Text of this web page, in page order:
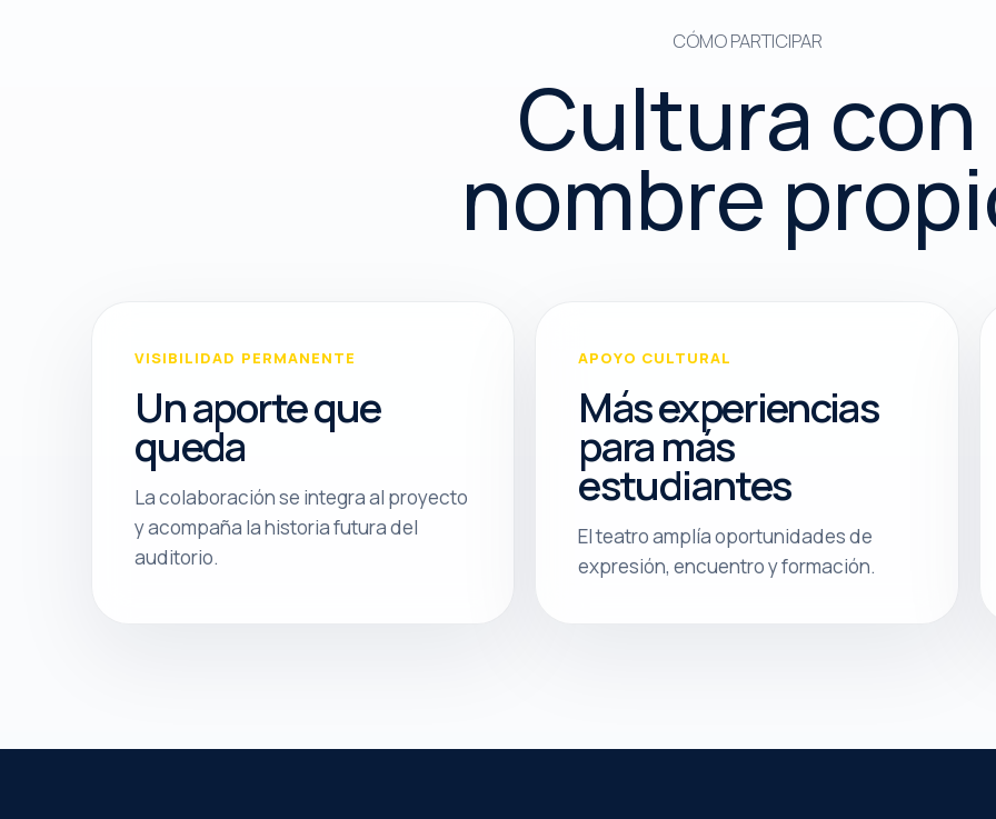
CÓMO PARTICIPAR
Cultura con
nombre
VISIBILIDAD PERMANENTE
Un aporte que
queda
La colaboración se integra al proyecto
y acompaña la historia futura del
auditorio.
APOYO CULTURAL
Más experiencias
para más
estudiantes
El teatro amplía oportunidades de
expresión, encuentro y formación.